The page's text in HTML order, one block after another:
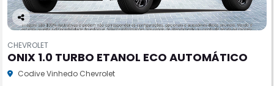
Co
pa
rtil
he
CHEVROLET
ONIX 1.0 TURBO ETANOL ECO AUTOMÁTICO
Codive Vinhedo Chevrolet